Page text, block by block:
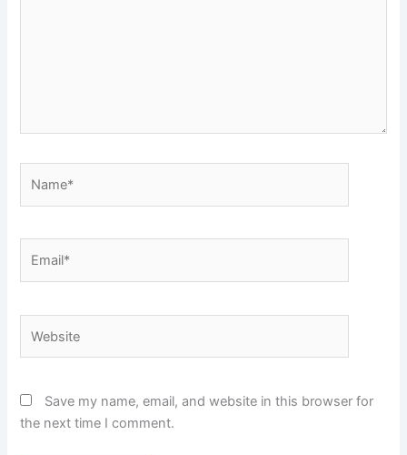
Save my name, email, and website in this browser for
the next time I comment.